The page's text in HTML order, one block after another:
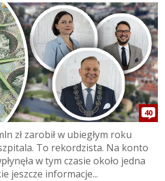
40
zł zarobił w ubiegłym roku
To rekordzista. Na konto
w tym czasie około jedna
jeszcze informacje...